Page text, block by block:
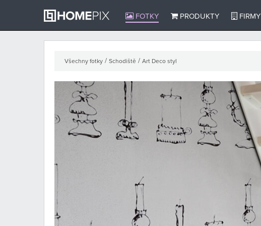
FOTKY PRODUKTY FIRMY
Všechny fotky / Schodiště / Art Deco styl